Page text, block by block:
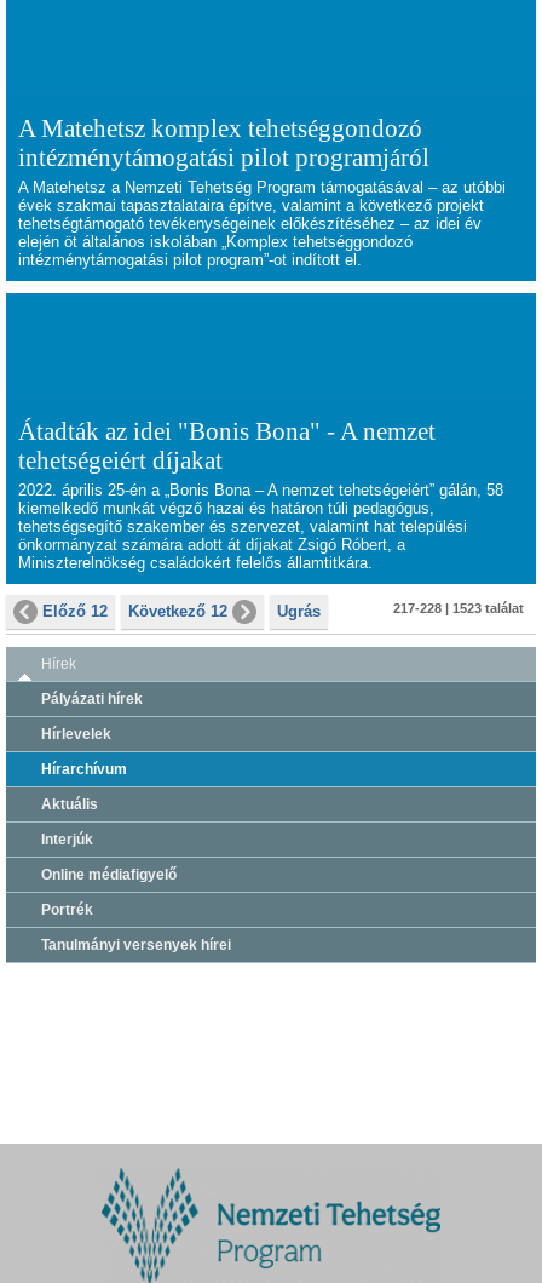
A Matehetsz komplex tehetséggondozó
intézménytámogatási pilot programjáról
A Matehetsz a Nemzeti Tehetség Program támogatásával – az utóbbi
évek szakmai tapasztalataira építve, valamint a következő projekt
tehetségtámogató tevékenységeinek előkészítéséhez – az idei év
elején öt általános iskolában „Komplex tehetséggondozó
intézménytámogatási pilot program”-ot indított el.
Átadták az idei "Bonis Bona" - A nemzet
tehetségeiért díjakat
2022. április 25-én a „Bonis Bona – A nemzet tehetségeiért” gálán, 58
kiemelkedő munkát végző hazai és határon túli pedagógus,
tehetségsegítő szakember és szervezet, valamint hat települési
önkormányzat számára adott át díjakat Zsigó Róbert, a
Miniszterelnökség családokért felelős államtitkára.
Előző 12 Következő 12 Ugrás 217-228 | 1523 találat
Hírek
Pályázati hírek
Hírlevelek
Hírarchívum
Aktuális
Interjúk
Online médiafigyelő
Portrék
Tanulmányi versenyek hírei